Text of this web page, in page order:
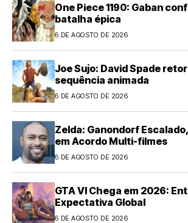
One Piece 1190: Gaban
batalha épica
6 DE AGOSTO DE 2026
Joe Sujo: David Spade
sequência animada
6 DE AGOSTO DE 2026
Zelda: Ganondorf
em Acordo Multi-filmes
6 DE AGOSTO DE 2026
GTA VI Chega em 2026:
Expectativa Global
6 DE AGOSTO DE 2026